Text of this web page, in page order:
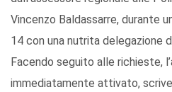
Vincenzo Baldassarre, durante
14 con una nutrita delegazione
Facendo seguito alle richieste,
immediatamente attivato,